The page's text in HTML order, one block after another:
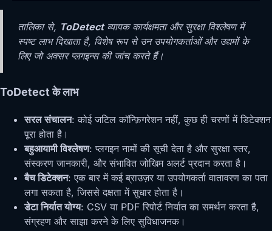
तालिका से, ToDetectव्यापक कार्यक्षमता और सुरक्षा विश्लेषण में
स्पष्ट लाभ दिखाता है, विशेष रूप से उन उपयोगकर्ताओं और उद्यमों के
लिए जो अक्सर प्लगइन्स की जांच करते हैं।
ToDetect के लाभ
सरल संचालन: कोई जटिल कॉन्फ़िगरेशन नहीं, कुछ ही चरणों में डिटेक्शन
पूरा होता है।
बहुआयामी विश्लेषण: प्लगइन नामों की सूची देता है और सुरक्षा स्तर,
संस्करण जानकारी, और संभावित जोखिम अलर्ट प्रदान करता है।
बैच डिटेक्शन: एक बार में कई ब्राउज़र या उपयोगकर्ता वातावरण का पता
लगा सकता है, जिससे दक्षता में सुधार होता है।
डेटा निर्यात योग्य: CSV या PDF रिपोर्ट निर्यात का समर्थन करता है,
संग्रहण और साझा करने के लिए सुविधाजनक।